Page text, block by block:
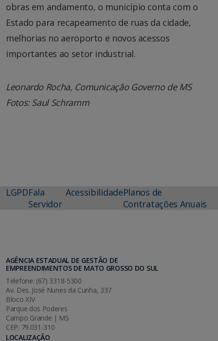
obras em andamento, o município conta com o
Estado para recapeamento de ruas da cidade,
melhorias no aeroporto e novos acessos
importantes ao setor industrial.
Leonardo Rocha, Comunicação Governo de MS
Fotos: Saul Schramm
LGPDFala
Servidor
AcessibilidadePlanos de
Contratações Anuais
AGÊNCIA ESTADUAL DE GESTÃO DE
EMPREENDIMENTOS DE MATO GROSSO DO SUL
Telefone: (67) 3318-5300
Av. Des. José Nunes da Cunha, 337
Bloco XIV
Parque dos Poderes
Campo Grande | MS
CEP: 79.031-310
LOCALIZAÇÃO